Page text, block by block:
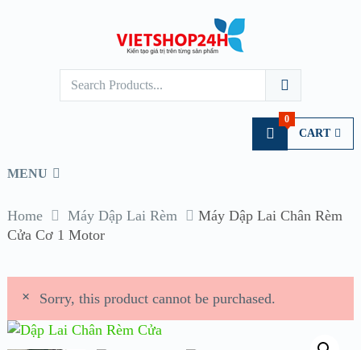
CART
0
MENU
Home Máy Dập Lai Rèm
Máy Dập Lai Chân Rèm
Cửa Cơ 1 Motor
Sorry, this product cannot be purchased.